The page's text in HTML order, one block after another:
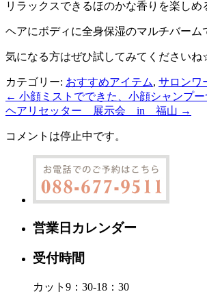
リラックスできるほのかな香りを楽しめ
ヘアにボディに全身保湿のマルチバーム
気になる方はぜひ試してみてください
カテゴリー: おすすめアイテム, サロンワ
← 小顔ミストでできた、小顔シャンプー
ヘアリセッター 展示会 in 福山 →
コメントは停止中です。
営業日カレンダー
受付時間
カット9：30-18：30